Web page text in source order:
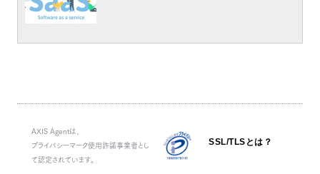
AXIS Agentは、
プライバシーマーク使用許諾事業者とし
て認定されています。
SSL/TLSとは？